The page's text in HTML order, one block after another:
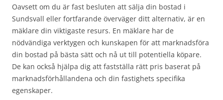
Oavsett om du är fast besluten att sälja din bostad i
Sundsvall eller fortfarande överväger ditt alternativ, är en
mäklare din viktigaste resurs. En mäklare har de
nödvändiga verktygen och kunskapen för att marknadsföra
din bostad på bästa sätt och nå ut till potentiella köpare.
De kan också hjälpa dig att fastställa rätt pris baserat på
marknadsförhållandena och din fastighets specifika
egenskaper.